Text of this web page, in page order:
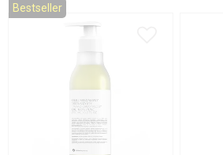
Bestseller